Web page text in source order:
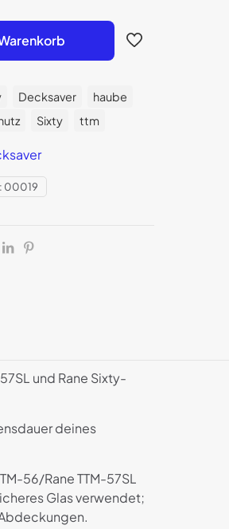
00019
Decksaver
haube
Sixty ttm
und Rane Sixty-
deines
56/Rane TTM-57SL
Glas verwendet;